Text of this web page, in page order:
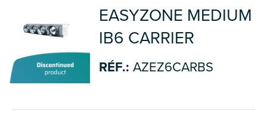
EASYZONE MEDIUM
IB6 CARRIER
RÉF.: AZEZ6CARBS